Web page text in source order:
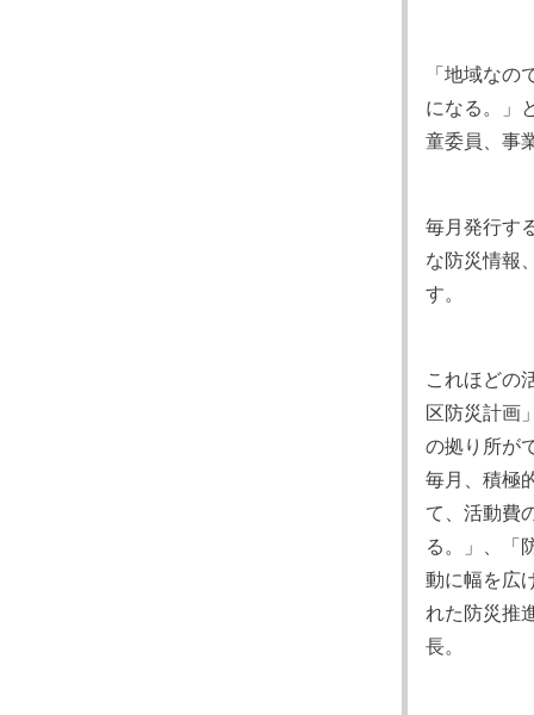
「地域な
になる。」
童委員、事
毎月発行す
な防災情報
す。
これほどの
区防災計画
の拠り所が
毎月、積極
て、活動費
る。」、「
動に幅を広
れた防災推
長。